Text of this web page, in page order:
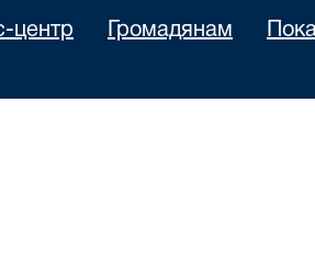
центр Громадянам